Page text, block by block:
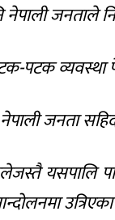
जनताले
पटक व्यवस्था
जनता
यसपालि